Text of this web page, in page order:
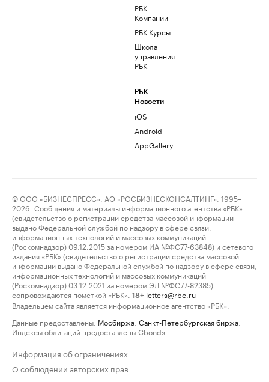
РБК
Компании
РБК Курсы
Школа
управления
РБК
РБК
Новости
iOS
Android
AppGallery
© ООО «БИЗНЕСПРЕСС», АО «РОСБИЗНЕСКОНСАЛТИНГ», 1995–
2026. Сообщения и материалы информационного агентства «РБК»
(свидетельство о регистрации средства массовой информации
выдано Федеральной службой по надзору в сфере связи,
информационных технологий и массовых коммуникаций
(Роскомнадзор) 09.12.2015 за номером ИА №ФС77-63848) и сетевого
издания «РБК» (свидетельство о регистрации средства массовой
информации выдано Федеральной службой по надзору в сфере связи,
информационных технологий и массовых коммуникаций
(Роскомнадзор) 03.12.2021 за номером ЭЛ №ФС77-82385)
сопровождаются пометкой «РБК».
18+ letters@rbc.ru
Владельцем сайта является информационное агентство «РБК».
Данные предоставлены: Мосбиржа Санкт-Петербургская биржа
Индексы облигаций предоставлены Cbonds.
Информация об ограничениях
О соблюдении авторских прав